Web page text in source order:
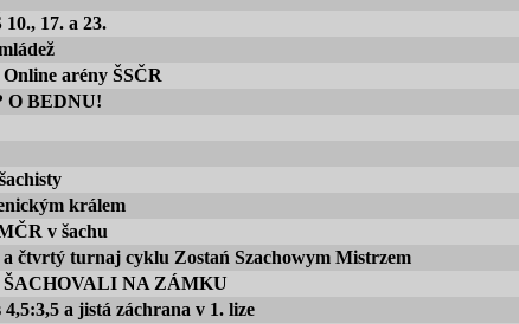
17. a 23.
arény ŠSČR
O BEDNU!
králem
v šachu
a čtvrtý turnaj cyklu Zostań Szachowym Mistrzem
NA ZÁMKU
a jistá záchrana v 1. lize